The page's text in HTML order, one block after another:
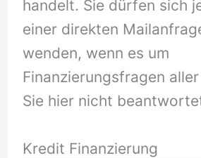
handelt. Sie dürfen sich
einer direkten
wenden, wenn es um
Finanzierungsfragen
Sie hier nicht
Kredit Finanzierung